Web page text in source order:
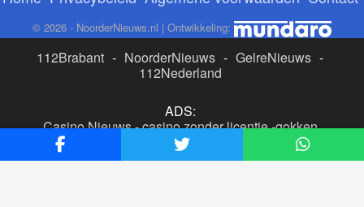
© 2026 - NoorderNieuws.nl | Ontwikkeling:
112Brabant - NoorderNieuws - GelreNieuws -
112Nederland
ADS:
Casino Nieuws-casino zonder licentie-gokken
buitenlandse site
beste online casino nederland